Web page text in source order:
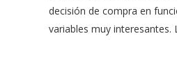
decisión de compra en
variables muy interesantes.